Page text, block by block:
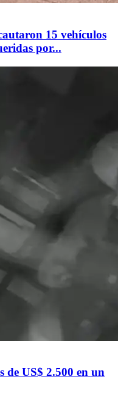
15 vehículos
por...
de US$ 2.500 en un